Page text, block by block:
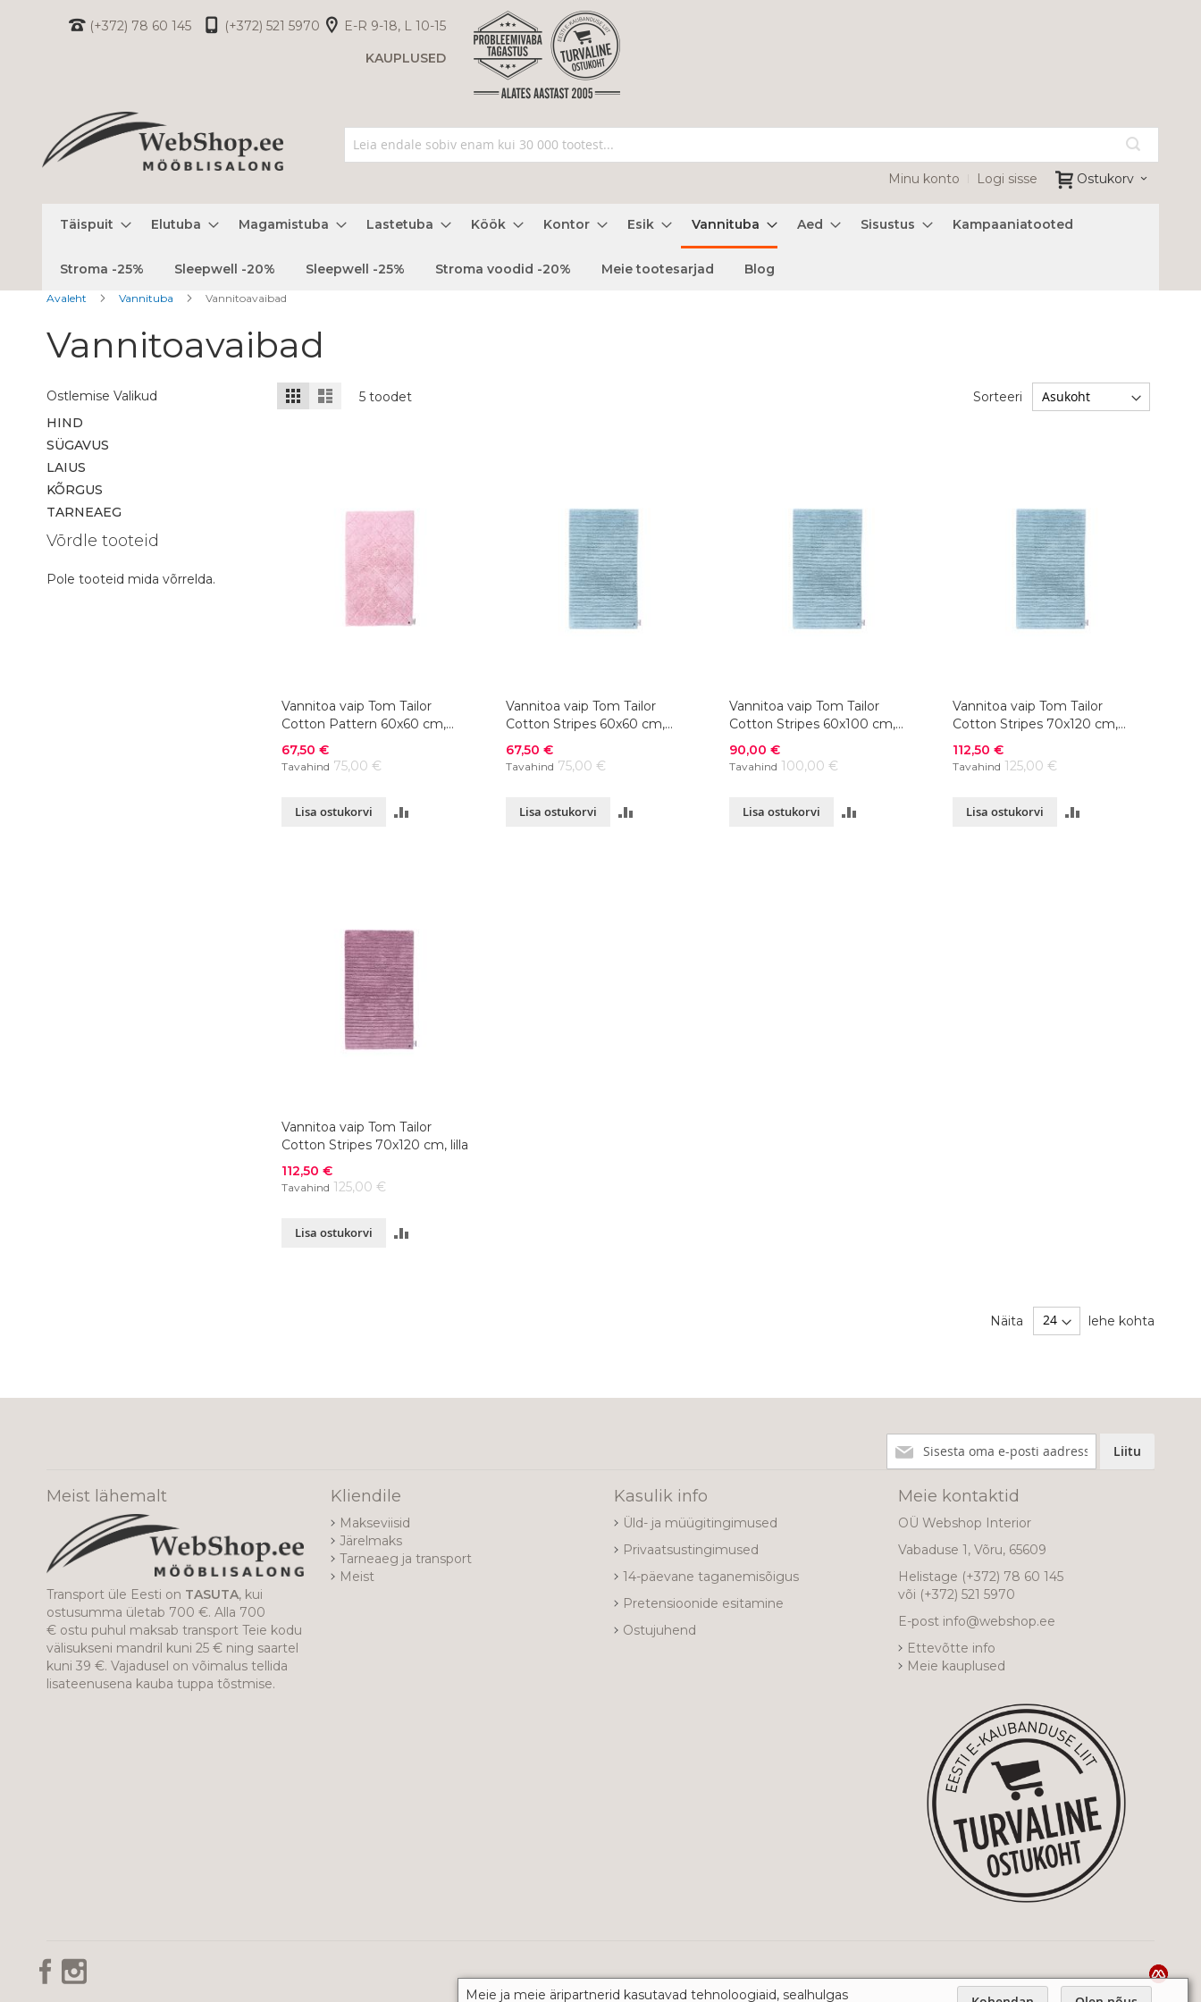
Meie ja meie äripartnerid kasutavad tehnoloogiaid, sealhulgas
(+372) 78 60 145 (+372) 521 5970
E-R 9-18, L 10-15
KAUPLUSED
Ostukorv
Minu konto Logi sisse
Täispuit Elutuba Magamistuba Lastetuba Köök Kontor Esik Vannituba Aed Sisustus Kampaaniatooted
Stroma -25% Sleepwell -20% Sleepwell -25% Stroma voodid -20% Meie tootesarjad Blog
Avaleht Vannituba Vannitoavaibad
Vannitoavaibad
Kuvamisviis
Ruudustik
Nimekiri
5 toodet Sorteeri
Vannitoa vaip Tom Tailor
Cotton Pattern 60x60 cm,
roosa
Soodushind
67,50 €
Tavahind 75,00 €
Lisa ostukorvi
Vannitoa vaip Tom Tailor
Cotton Stripes 60x60 cm,
sinine
Soodushind
67,50 €
Tavahind 75,00 €
Lisa ostukorvi
Vannitoa vaip Tom Tailor
Cotton Stripes 60x100 cm,
sinine
Soodushind
90,00 €
Tavahind 100,00 €
Lisa ostukorvi
Vannitoa vaip Tom Tailor
Cotton Stripes 70x120 cm,
sinine
Soodushind
112,50 €
Tavahind 125,00 €
Lisa ostukorvi
Vannitoa vaip Tom Tailor
Cotton Stripes 70x120 cm, lilla
Soodushind
112,50 €
Tavahind 125,00 €
Lisa ostukorvi
Näita lehe kohta
Ostlemise Valikud
HIND
SÜGAVUS
LAIUS
KÕRGUS
TARNEAEG
Võrdle tooteid
Pole tooteid mida võrrelda.
meie
Liitu
Meist lähemalt
Transport üle Eesti on TASUTA, kui
ostusumma ületab 700 €. Alla 700
€ ostu puhul maksab transport Teie kodu
välisukseni mandril kuni 25 € ning saartel
kuni 39 €. Vajadusel on võimalus tellida
lisateenusena kauba tuppa tõstmise.
Kliendile
Makseviisid
Järelmaks
Tarneaeg ja transport
Meist
Kasulik info
Üld- ja müügitingimused
Privaatsustingimused
14-päevane taganemisõigus
Pretensioonide esitamine
Ostujuhend
Meie kontaktid
OÜ Webshop Interior
Vabaduse 1, Võru, 65609
Helistage (+372) 78 60 145
või (+372) 521 5970
E-post info@webshop.ee
Ettevõtte info
Meie kauplused